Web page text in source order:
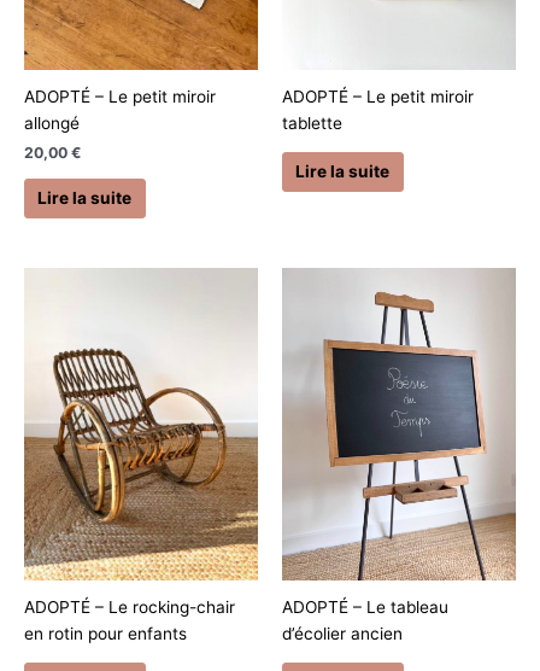
ADOPTÉ – Le petit miroir
allongé
20,00 €
Lire la suite
ADOPTÉ – Le petit miroir
tablette
Lire la suite
ADOPTÉ – Le rocking-chair
en rotin pour enfants
ADOPTÉ – Le tableau
d’écolier ancien